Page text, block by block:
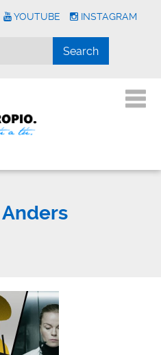
YOUTUBE INSTAGRAM
Anders